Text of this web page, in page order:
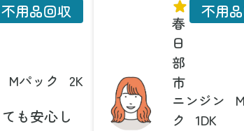
Mパック 2K
不用品回収
も安心し
春
日
部
市
ニンジン
ク
1DK
不用